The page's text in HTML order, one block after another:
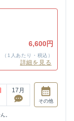
6,600円
（1人あたり・税込）
詳細を見る
17 月
その他
。